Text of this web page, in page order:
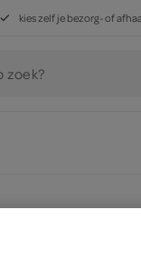
kies zelf je bezorg- of
zoek?